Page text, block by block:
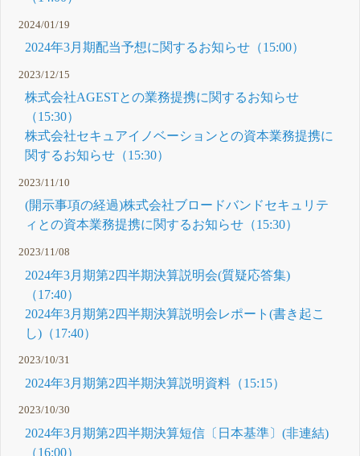
2024/01/19
2024年3月期配当予想に関するお知らせ（15:00）
2023/12/15
株式会社AGESTとの業務提携に関するお知らせ
（15:30）
株式会社セキュアイノベーションとの資本業務提携に
関するお知らせ（15:30）
2023/11/10
(開示事項の経過)株式会社ブロードバンドセキュリテ
ィとの資本業務提携に関するお知らせ（15:30）
2023/11/08
2024年3月期第2四半期決算説明会(質疑応答集)
（17:40）
2024年3月期第2四半期決算説明会レポート(書き起こ
し)（17:40）
2023/10/31
2024年3月期第2四半期決算説明資料（15:15）
2023/10/30
2024年3月期第2四半期決算短信〔日本基準〕(非連結)
（16:00）